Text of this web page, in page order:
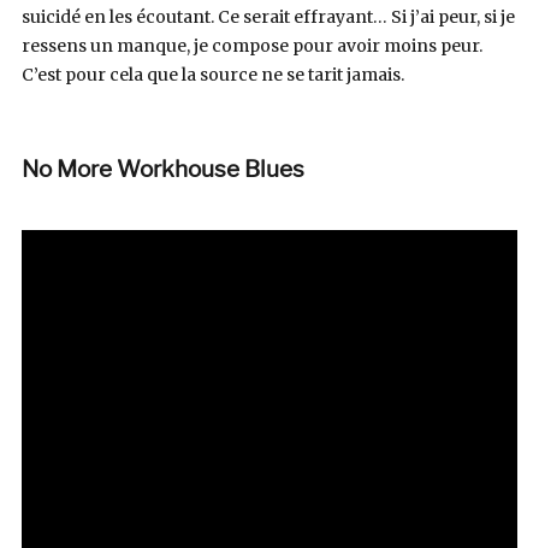
suicidé en les écoutant. Ce serait effrayant… Si j’ai peur, si je
ressens un manque, je compose pour avoir moins peur.
C’est pour cela que la source ne se tarit jamais.
No More Workhouse Blues